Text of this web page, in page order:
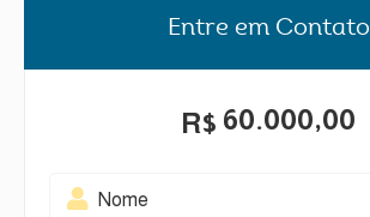
Entre em Contato
R$ 60.000,00